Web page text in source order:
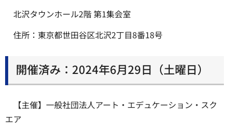
北沢タウンホール2階 第1集会室
住所：東京都世田谷区北沢2丁目8番18号
開催済み：2024年6月29日（土曜日）
【主催】一般社団法人アート・エデュケーション・スク
エア